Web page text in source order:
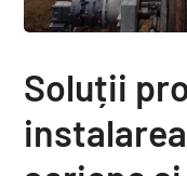
Soluții